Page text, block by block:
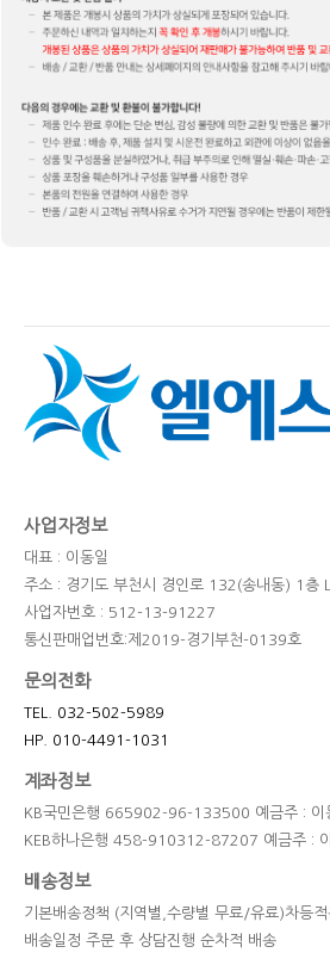
사업자정보
대표 : 이동일
주소 : 경기도 부천시 경인로 132(송내동) 1층
사업자번호 : 512-13-91227
통신판매업번호:제2019-경기부천-0139호
문의전화
TEL. 032-502-5989
HP. 010-4491-1031
계좌정보
KB국민은행 665902-96-133500 예금주 : 이
KEB하나은행 458-910312-87207 예금주 :
배송정보
기본배송정책 (지역별,수량별 무료/유료)차등
배송일정 주문 후 상담진행 순차적 배송